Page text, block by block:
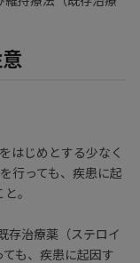
はじめとする少なく
行っても、疾患に起
。
存治療薬（ステロイ
も、疾患に起因す